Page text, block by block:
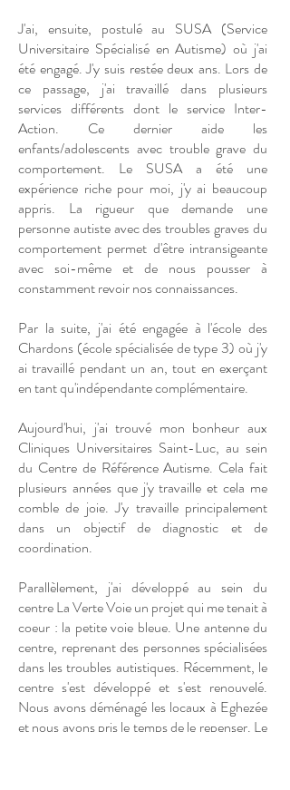
J'ai, ensuite, postulé au SUSA (Service
Universitaire Spécialisé en Autisme) où j'ai
été engagé. J'y suis restée deux ans. Lors de
ce passage, j'ai travaillé dans plusieurs
services différents dont le service Inter-
Action. Ce dernier aide les
enfants/adolescents avec trouble grave du
comportement. Le SUSA a été une
expérience riche pour moi, j'y ai beaucoup
appris. La rigueur que demande une
personne autiste avec des troubles graves du
comportement permet d'être intransigeante
avec soi-même et de nous pousser à
constamment revoir nos connaissances.
Par la suite, j'ai été engagée à l'école des
Chardons (école spécialisée de type 3) où j'y
ai travaillé pendant un an, tout en exerçant
en tant qu'indépendante complémentaire.
Aujourd'hui, j'ai trouvé mon bonheur aux
Cliniques Universitaires Saint-Luc, au sein
du Centre de Référence Autisme. Cela fait
plusieurs années que j'y travaille et cela me
comble de joie. J'y travaille principalement
dans un objectif de diagnostic et de
coordination.
Parallèlement, j'ai développé au sein du
centre La Verte Voie un projet qui me tenait à
coeur : la petite voie bleue. Une antenne du
centre, reprenant des personnes spécialisées
dans les troubles autistiques. Récemment, le
centre s'est développé et s'est renouvelé.
Nous avons déménagé les locaux à Eghezée
et nous avons pris le temps de le repenser. Le